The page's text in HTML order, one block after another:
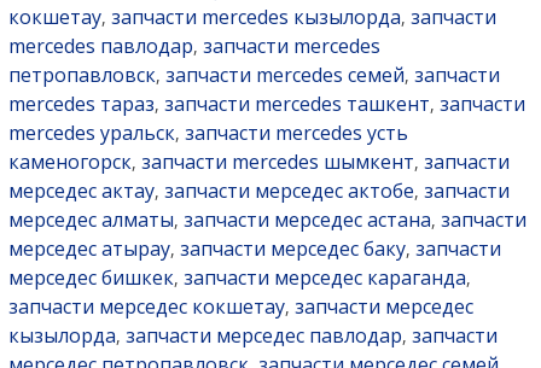
кокшетау, запчасти mercedes кызылорда, запчасти
mercedes павлодар, запчасти mercedes
петропавловск, запчасти mercedes семей, запчасти
mercedes тараз, запчасти mercedes ташкент, запчасти
mercedes уральск, запчасти mercedes усть
каменогорск, запчасти mercedes шымкент, запчасти
мерседес актау, запчасти мерседес актобе, запчасти
мерседес алматы, запчасти мерседес астана, запчасти
мерседес атырау, запчасти мерседес баку, запчасти
мерседес бишкек, запчасти мерседес караганда,
запчасти мерседес кокшетау, запчасти мерседес
кызылорда, запчасти мерседес павлодар, запчасти